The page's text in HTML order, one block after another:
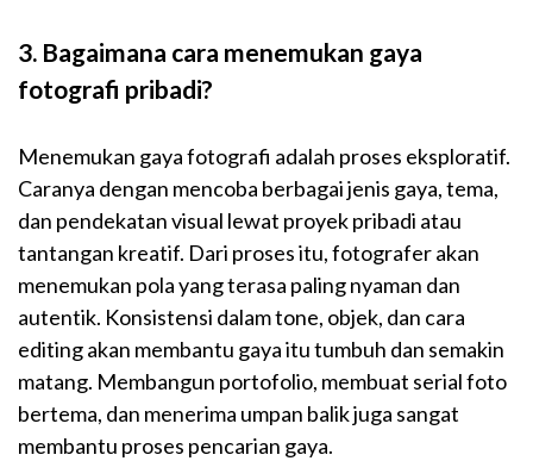
3. Bagaimana cara menemukan gaya
fotografi pribadi?
Menemukan gaya fotografi adalah proses eksploratif.
Caranya dengan mencoba berbagai jenis gaya, tema,
dan pendekatan visual lewat proyek pribadi atau
tantangan kreatif. Dari proses itu, fotografer akan
menemukan pola yang terasa paling nyaman dan
autentik. Konsistensi dalam tone, objek, dan cara
editing akan membantu gaya itu tumbuh dan semakin
matang. Membangun portofolio, membuat serial foto
bertema, dan menerima umpan balik juga sangat
membantu proses pencarian gaya.